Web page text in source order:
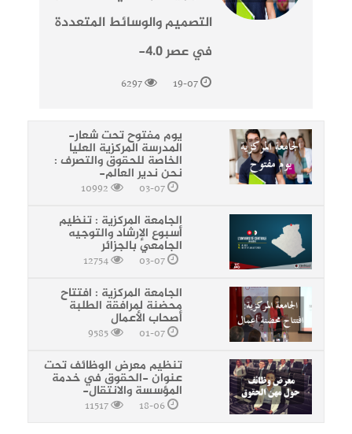
التصميم والوسائط المتعددة
في عصر 4.0-
19-07
6297
يوم مفتوح تحت شعار-
المدرسة المركزية العليا
الخاصة للحقوق والتصرف :
نحن ندير العالم-
الجامعة المركزية : تنظيم
أسبوع الإرشاد والتوجيه
الجامعي بالجزائر
الجامعة المركزية : افتتاح
محضنة لمرافقة الطلبة
أصحاب الأعمال
تنظيم معرض الوظائف تحت
عنوان -الحقوق في خدمة
المؤسسة والانتقال-